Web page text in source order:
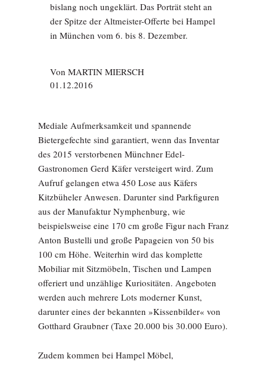
bislang noch ungeklärt. Das Porträt steht an
der Spitze der Altmeister-Offerte bei Hampel
in München vom 6. bis 8. Dezember.
Von MARTIN MIERSCH
01.12.2016
Mediale Aufmerksamkeit und spannende
Bietergefechte sind garantiert, wenn das Inventar
des 2015 verstorbenen Münchner Edel-
Gastronomen Gerd Käfer versteigert wird. Zum
Aufruf gelangen etwa 450 Lose aus Käfers
Kitzbüheler Anwesen. Darunter sind Parkfiguren
aus der Manufaktur Nymphenburg, wie
beispielsweise eine 170 cm große Figur nach Franz
Anton Bustelli und große Papageien von 50 bis
100 cm Höhe. Weiterhin wird das komplette
Mobiliar mit Sitzmöbeln, Tischen und Lampen
offeriert und unzählige Kuriositäten. Angeboten
werden auch mehrere Lots moderner Kunst,
darunter eines der bekannten »Kissenbilder« von
Gotthard Graubner (Taxe 20.000 bis 30.000 Euro).
Zudem kommen bei Hampel Möbel,